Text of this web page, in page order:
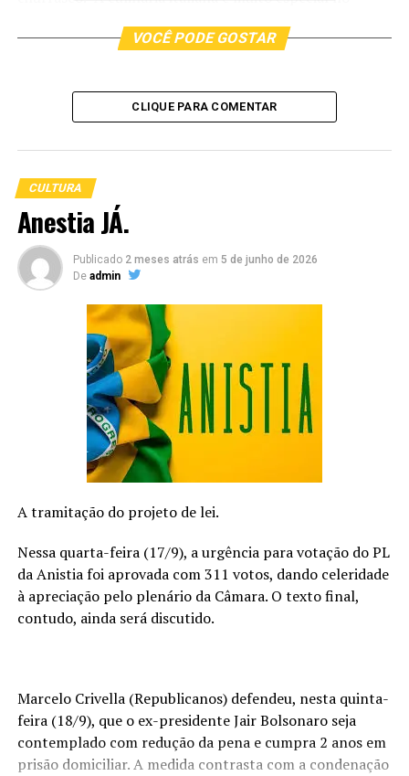
as massas dão aquele calor no coração, pois tem gosto
Massas e Empório, empresa com histórico familiar de 30
anos, que uniu a produção artesanal de massas e molhos,
com a comodidade do empório. “Tenho ótimas
VOCÊ PODE GOSTAR
CLIQUE PARA COMENTAR
CULTURA
Anestia JÁ.
Publicado 2 meses atrás em 5 de junho de 2026
De admin
A tramitação do projeto de lei.
Nessa quarta-feira (17/9), a urgência para votação do PL
da Anistia foi aprovada com 311 votos, dando celeridade
à apreciação pelo plenário da Câmara. O texto final,
contudo, ainda será discutido.
Marcelo Crivella (Republicanos) defendeu, nesta quinta-
feira (18/9), que o ex-presidente Jair Bolsonaro seja
contemplado com redução da pena e cumpra 2 anos em
prisão domiciliar. A medida contrasta com a condenação